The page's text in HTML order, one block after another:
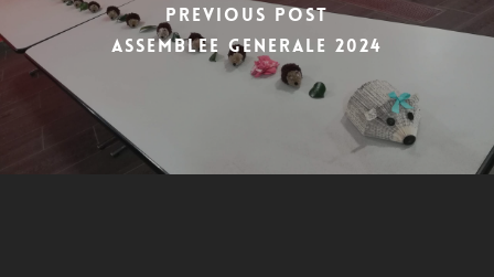
Previous Post
ASSEMBLEE GENERALE 2024